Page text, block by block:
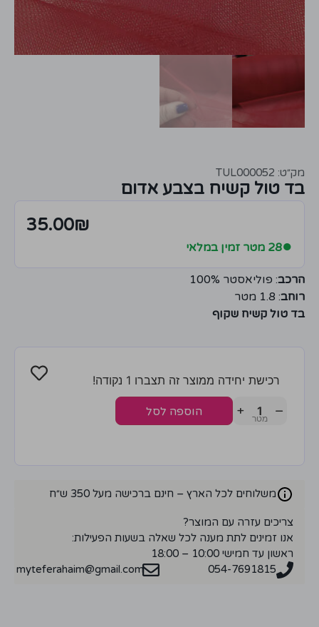
מק״ט: TUL000052
בד טול קשיח בצבע אדום
35.00₪
●28 מטר זמין במלאי
הרכב: פוליאסטר 100%
רוחב: 1.8 מטר
בד טול קשיח שקוף
רכישת יחידה ממוצר זה תצברו 1 נקודה!
−
+ הוספה לסל
משלוחים לכל הארץ – חינם ברכישה מעל 350 ש״ח
צריכים עזרה עם המוצר?
אנו זמינים לתת מענה לכל שאלה בשעות הפעילות:
ראשון עד חמישי 10:00 – 18:00
054-7691815
myteferahaim@gmail.com